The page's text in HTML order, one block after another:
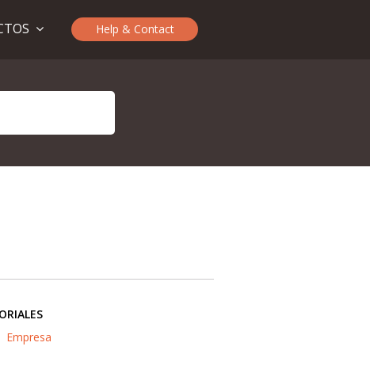
Help & Contact
Empresa